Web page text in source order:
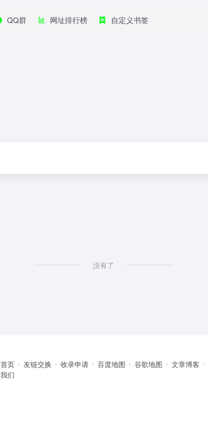
QQ群 网址排行榜 自定义书签
没有了
首页 友链交换 收录申请 百度地图 谷歌地图 文章博客
我们